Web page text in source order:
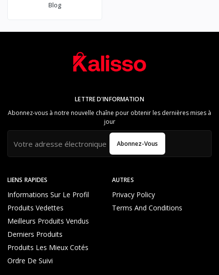
Blog
LIENS RAPIDES
Informations Sur Le Profil
Produits Vedettes
Meilleurs Produits Vendus
Derniers Produits
Produits Les Mieux Cotés
Ordre De Suivi
AUTRES
Privacy Policy
Terms And Conditions
LETTRE D'INFORMATION
Abonnez-vous à notre nouvelle chaîne pour obtenir les dernières mises à
jour
Abonnez-Vous